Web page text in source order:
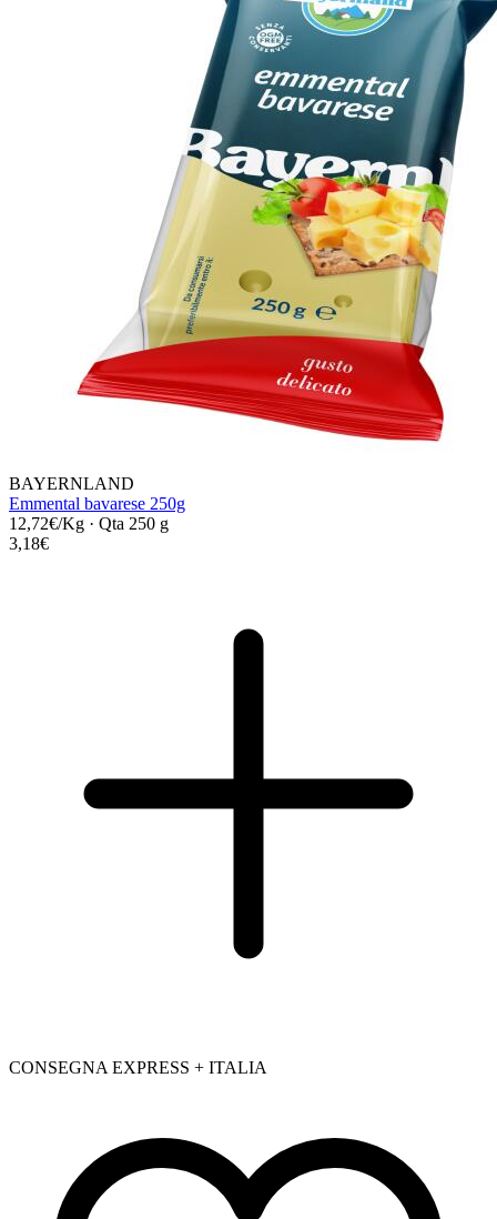
BAYERNLAND
Emmental bavarese 250g
12,72€/Kg · Qta 250 g
3,18€
CONSEGNA EXPRESS + ITALIA